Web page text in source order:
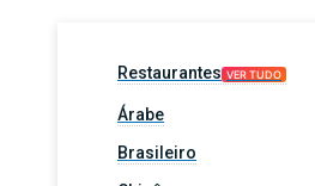
Restaurantes VER TUDO
Árabe
Brasileiro